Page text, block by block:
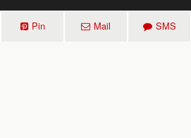
Pin Mail SMS